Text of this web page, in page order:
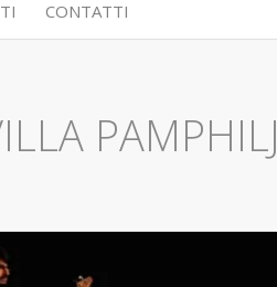
CONTATTI
PAMPHILJ